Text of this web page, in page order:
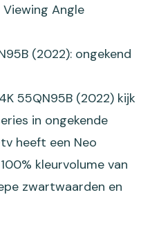
Angle
(2022): ongekend
55QN95B (2022) kijk
in ongekende
heeft een Neo
kleurvolume van
zwartwaarden en